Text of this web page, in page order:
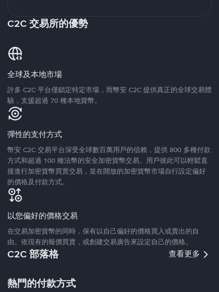
C2C 交易所的優勢
全球及本地市場
許多 C2C 平台僅鎖定特定市場，而幣安 C2C 提供真正的全球交易體
驗，支援超過 70 種本地貨幣。
彈性的支付方式
幣安 C2C 交易平台深受全球數百萬用戶的信賴，提供 800 多種付款
方式和超過 100 種法幣的安全加密貨幣交易。用戶彼此可以輕鬆直
接進行加密貨幣買賣交易，並在開放的加密貨幣市場自行設定偏好
的價格及付款方式。
以您偏好的價格交易
在交易加密貨幣的同時，保有以自己偏好的價格買入或賣出的自
由。依現有的報價買賣，或創建交易廣告來設定自己的價格。
C2C 部落格 查看更多
熱門的付款方式